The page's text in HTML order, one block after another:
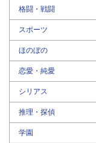
格闘・戦闘
スポーツ
ほのぼの
恋愛・純愛
シリアス
推理・探偵
学園